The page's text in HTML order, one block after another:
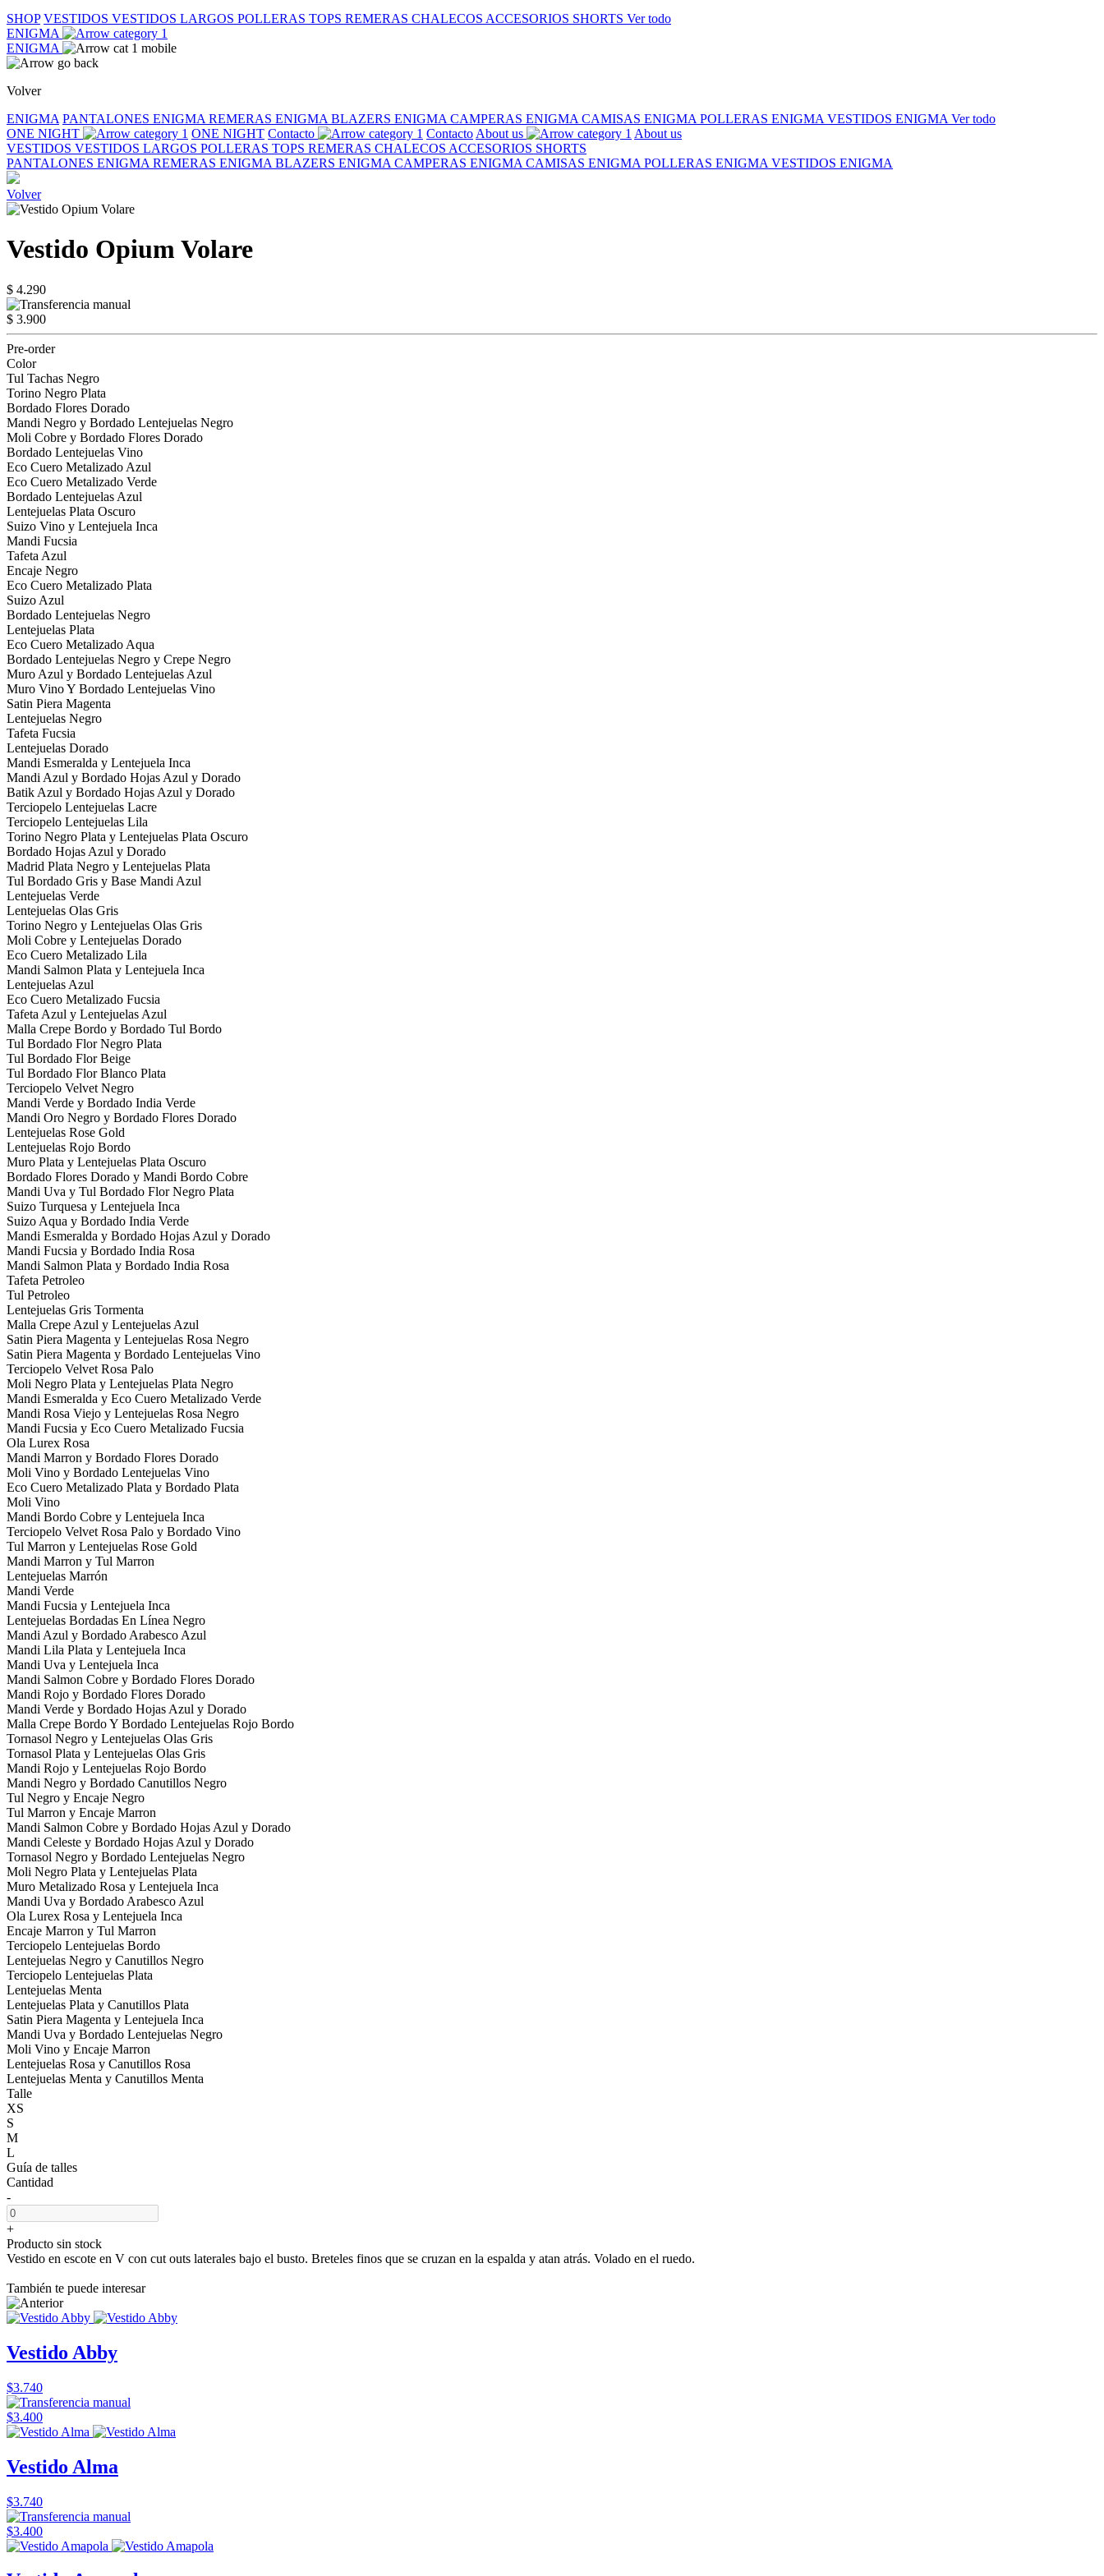
SHOP VESTIDOS VESTIDOS LARGOS POLLERAS TOPS REMERAS CHALECOS ACCESORIOS SHORTS Ver todo
ENIGMA
ENIGMA
Volver
ENIGMA PANTALONES ENIGMA REMERAS ENIGMA BLAZERS ENIGMA CAMPERAS ENIGMA CAMISAS ENIGMA POLLERAS ENIGMA VESTIDOS ENIGMA Ver todo
ONE NIGHT
ONE NIGHT Contacto Contacto About us
About us
VESTIDOS VESTIDOS LARGOS POLLERAS TOPS REMERAS CHALECOS ACCESORIOS SHORTS
PANTALONES ENIGMA REMERAS ENIGMA BLAZERS ENIGMA CAMPERAS ENIGMA CAMISAS ENIGMA POLLERAS ENIGMA VESTIDOS ENIGMA
Volver
Vestido Opium Volare
$ 4.290
$ 3.900
Pre-order
Color
Tul Tachas Negro
Torino Negro Plata
Bordado Flores Dorado
Mandi Negro y Bordado Lentejuelas Negro
Moli Cobre y Bordado Flores Dorado
Bordado Lentejuelas Vino
Eco Cuero Metalizado Azul
Eco Cuero Metalizado Verde
Bordado Lentejuelas Azul
Lentejuelas Plata Oscuro
Suizo Vino y Lentejuela Inca
Mandi Fucsia
Tafeta Azul
Encaje Negro
Eco Cuero Metalizado Plata
Suizo Azul
Bordado Lentejuelas Negro
Lentejuelas Plata
Eco Cuero Metalizado Aqua
Bordado Lentejuelas Negro y Crepe Negro
Muro Azul y Bordado Lentejuelas Azul
Muro Vino Y Bordado Lentejuelas Vino
Satin Piera Magenta
Lentejuelas Negro
Tafeta Fucsia
Lentejuelas Dorado
Mandi Esmeralda y Lentejuela Inca
Mandi Azul y Bordado Hojas Azul y Dorado
Batik Azul y Bordado Hojas Azul y Dorado
Terciopelo Lentejuelas Lacre
Terciopelo Lentejuelas Lila
Torino Negro Plata y Lentejuelas Plata Oscuro
Bordado Hojas Azul y Dorado
Madrid Plata Negro y Lentejuelas Plata
Tul Bordado Gris y Base Mandi Azul
Lentejuelas Verde
Lentejuelas Olas Gris
Torino Negro y Lentejuelas Olas Gris
Moli Cobre y Lentejuelas Dorado
Eco Cuero Metalizado Lila
Mandi Salmon Plata y Lentejuela Inca
Lentejuelas Azul
Eco Cuero Metalizado Fucsia
Tafeta Azul y Lentejuelas Azul
Malla Crepe Bordo y Bordado Tul Bordo
Tul Bordado Flor Negro Plata
Tul Bordado Flor Beige
Tul Bordado Flor Blanco Plata
Terciopelo Velvet Negro
Mandi Verde y Bordado India Verde
Mandi Oro Negro y Bordado Flores Dorado
Lentejuelas Rose Gold
Lentejuelas Rojo Bordo
Muro Plata y Lentejuelas Plata Oscuro
Bordado Flores Dorado y Mandi Bordo Cobre
Mandi Uva y Tul Bordado Flor Negro Plata
Suizo Turquesa y Lentejuela Inca
Suizo Aqua y Bordado India Verde
Mandi Esmeralda y Bordado Hojas Azul y Dorado
Mandi Fucsia y Bordado India Rosa
Mandi Salmon Plata y Bordado India Rosa
Tafeta Petroleo
Tul Petroleo
Lentejuelas Gris Tormenta
Malla Crepe Azul y Lentejuelas Azul
Satin Piera Magenta y Lentejuelas Rosa Negro
Satin Piera Magenta y Bordado Lentejuelas Vino
Terciopelo Velvet Rosa Palo
Moli Negro Plata y Lentejuelas Plata Negro
Mandi Esmeralda y Eco Cuero Metalizado Verde
Mandi Rosa Viejo y Lentejuelas Rosa Negro
Mandi Fucsia y Eco Cuero Metalizado Fucsia
Ola Lurex Rosa
Mandi Marron y Bordado Flores Dorado
Moli Vino y Bordado Lentejuelas Vino
Eco Cuero Metalizado Plata y Bordado Plata
Moli Vino
Mandi Bordo Cobre y Lentejuela Inca
Terciopelo Velvet Rosa Palo y Bordado Vino
Tul Marron y Lentejuelas Rose Gold
Mandi Marron y Tul Marron
Lentejuelas Marrón
Mandi Verde
Mandi Fucsia y Lentejuela Inca
Lentejuelas Bordadas En Línea Negro
Mandi Azul y Bordado Arabesco Azul
Mandi Lila Plata y Lentejuela Inca
Mandi Uva y Lentejuela Inca
Mandi Salmon Cobre y Bordado Flores Dorado
Mandi Rojo y Bordado Flores Dorado
Mandi Verde y Bordado Hojas Azul y Dorado
Malla Crepe Bordo Y Bordado Lentejuelas Rojo Bordo
Tornasol Negro y Lentejuelas Olas Gris
Tornasol Plata y Lentejuelas Olas Gris
Mandi Rojo y Lentejuelas Rojo Bordo
Mandi Negro y Bordado Canutillos Negro
Tul Negro y Encaje Negro
Tul Marron y Encaje Marron
Mandi Salmon Cobre y Bordado Hojas Azul y Dorado
Mandi Celeste y Bordado Hojas Azul y Dorado
Tornasol Negro y Bordado Lentejuelas Negro
Moli Negro Plata y Lentejuelas Plata
Muro Metalizado Rosa y Lentejuela Inca
Mandi Uva y Bordado Arabesco Azul
Ola Lurex Rosa y Lentejuela Inca
Encaje Marron y Tul Marron
Terciopelo Lentejuelas Bordo
Lentejuelas Negro y Canutillos Negro
Terciopelo Lentejuelas Plata
Lentejuelas Menta
Lentejuelas Plata y Canutillos Plata
Satin Piera Magenta y Lentejuela Inca
Mandi Uva y Bordado Lentejuelas Negro
Moli Vino y Encaje Marron
Lentejuelas Rosa y Canutillos Rosa
Lentejuelas Menta y Canutillos Menta
Talle
XS
S
M
L
Guía de talles
Cantidad
-
+
Producto sin stock
Vestido en escote en V con cut outs laterales bajo el busto. Breteles finos que se cruzan en la espalda y atan atrás. Volado en el ruedo.
También te puede interesar
Vestido Abby
$3.740
$3.400
Vestido Alma
$3.740
$3.400